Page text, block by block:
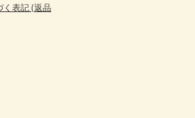
く表記 (返品